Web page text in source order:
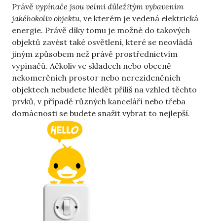
Právě vypínače jsou velmi důležitým vybavením
jakéhokoliv objektu, ve kterém je vedená elektrická
energie. Právě díky tomu je možné do takových
objektů zavést také osvětlení, které se neovládá
jiným způsobem než právě prostřednictvím
vypínačů. Ačkoliv ve skladech nebo obecně
nekomerčních prostor nebo nerezidenčních
objektech nebudete hledět příliš na vzhled těchto
prvků, v případě různých kanceláří nebo třeba
domácnosti se budete snažit vybrat to nejlepší.